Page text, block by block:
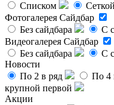
Списком
Сеткой
Фотогалерея Сайдбар
Без сайдбара
С
Видеогалерея Сайдбар
Без сайдбара
С
Новости
По 2 в ряд
По 4
крупной первой
Акции